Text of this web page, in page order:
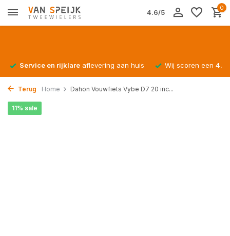
4.6/5
0
Service en rijklare aflevering aan huis Wij scoren een
Terug Home Dahon Vouwfiets Vybe D7 20 inc...
11% sale